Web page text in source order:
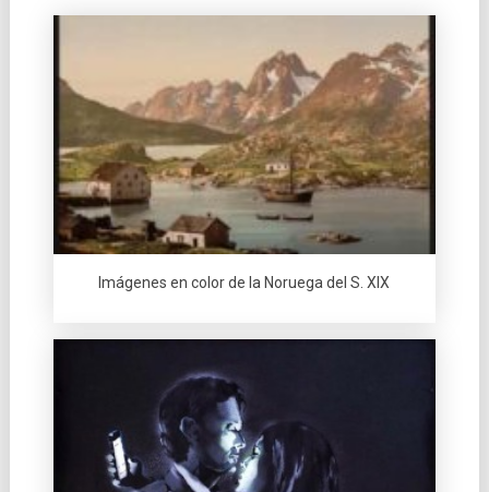
Imágenes en color de la Noruega del S. XIX